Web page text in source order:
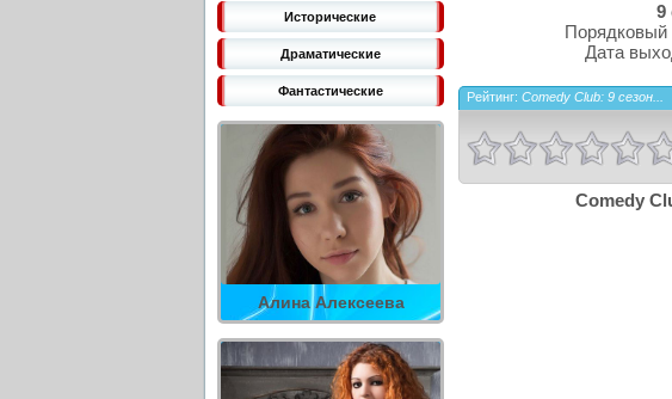
Исторические
Драматические
Фантастические
Алина Алексеева
9
Порядковый
Дата
Рейтинг: Comedy Club: 9 сезон...
Comedy